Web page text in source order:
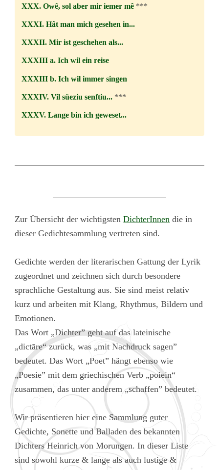
XXX. Owê, sol aber mir iemer mê***
XXXI. Hât man mich gesehen in...
XXXII. Mir ist geschehen als...
XXXIII a. Ich wil ein reise
XXXIII b. Ich wil immer singen
XXXIV. Vil süeziu senftiu...***
XXXV. Lange bin ich geweset...
Zur Übersicht der wichtigstenDichterInnen die in
dieser Gedichtesammlung vertreten sind.
Gedichte werden der literarischen Gattung der Lyrik
zugeordnet und zeichnen sich durch besondere
sprachliche Gestaltung aus. Sie sind meist relativ
kurz und arbeiten mit Klang, Rhythmus, Bildern und
Emotionen.
Das Wort „Dichter” geht auf das lateinische
„dictāre“ zurück, was „mit Nachdruck sagen”
bedeutet. Das Wort „Poet” hängt ebenso wie
„Poesie” mit dem griechischen Verb „poiein“
zusammen, das unter anderem „schaffen” bedeutet.
Wir präsentieren hier eine Sammlung guter
Gedichte, Sonette und Balladen des bekannten
Dichters Heinrich von Morungen. In dieser Liste
sind sowohl kurze & lange als auch lustige &